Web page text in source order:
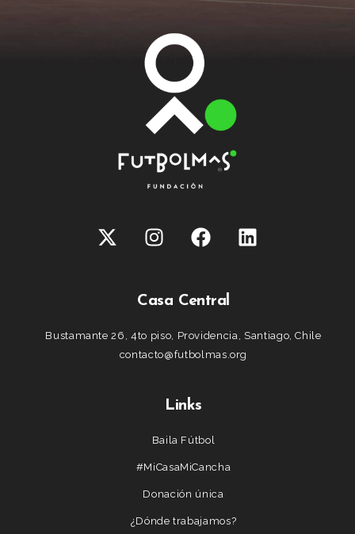
Casa Central
Bustamante 26, 4to piso, Providencia, Santiago, Chile
contacto@futbolmas.org
Links
Baila Fútbol
#MiCasaMiCancha
Donación única
¿Dónde trabajamos?